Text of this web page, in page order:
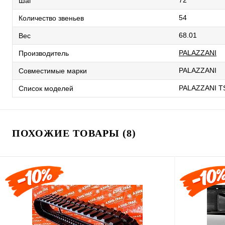
Количество звеньев 54
Вес 68.01
Производитель PALAZZANI
Совместимые марки PALAZZANI
Список моделей PALAZZANI
ПОХОЖИЕ ТОВАРЫ (8)